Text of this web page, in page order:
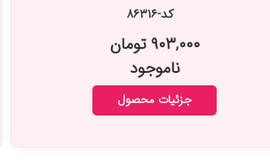
کد-۸۶۳۱۶
۹۰۳,۰۰۰ تومان
ناموجود
جزئیات محصول